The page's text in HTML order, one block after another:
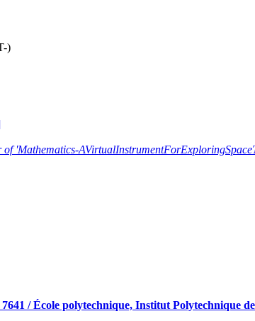
)
of 'Mathematics-
/ École polytechnique, Institut Polytechnique de